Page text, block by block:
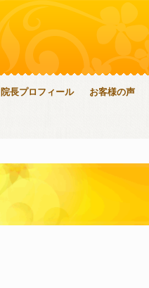
院長プロフィール お客様の声